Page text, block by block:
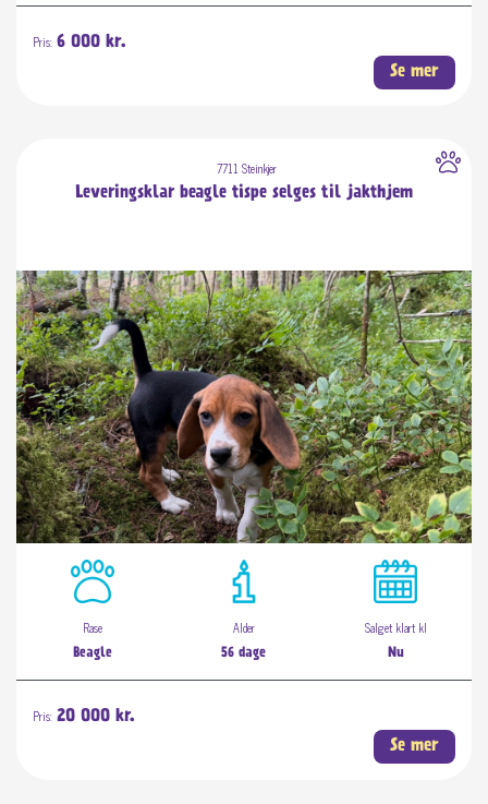
Pris: 6 000 kr.
Se mer
7711 Steinkjer
Leveringsklar beagle tispe selges til jakthjem
Rase
Beagle
Alder
56 dage
Salget klart kl
Nu
Pris: 20 000 kr.
Se mer